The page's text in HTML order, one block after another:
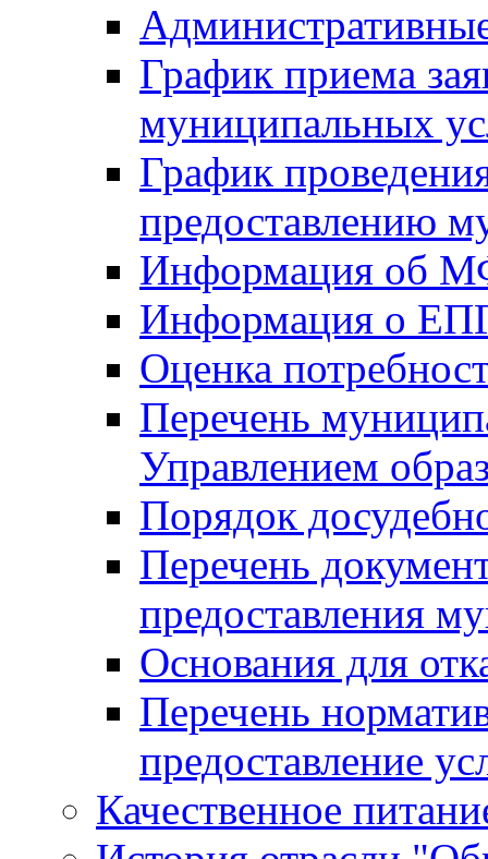
График приема
муниципальных
График
предоставлению
Информация об
Информация о
Оценка
Перечень
Управлением
Порядок
Перечень
предоставления
Основания для
Перечень
предоставление
Качественное